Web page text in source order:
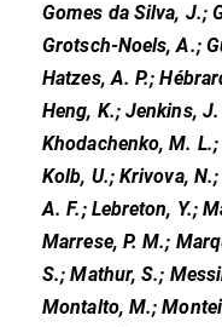
Gomes da Silva, J.;
Grotsch-Noels, A.;
Hatzes, A. P.;
Heng, K.; Jenkins,
Khodachenko, M.
Kolb, U.; Krivova,
A. F.; Lebreton, Y.;
Marrese, P. M.;
S.; Mathur, S.;
Montalto, M.;